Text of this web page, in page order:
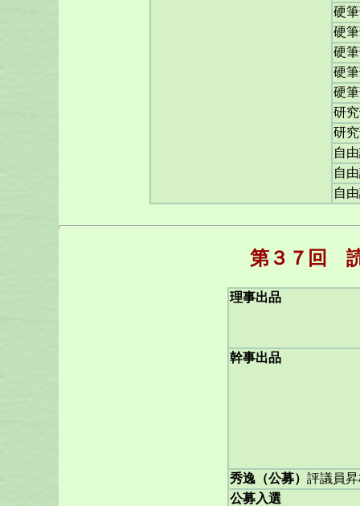
硬
硬
硬
硬
硬
研
研
自
自
自
第３７回
理事出品
幹事出品
秀逸（公募） 評議員
公募入選